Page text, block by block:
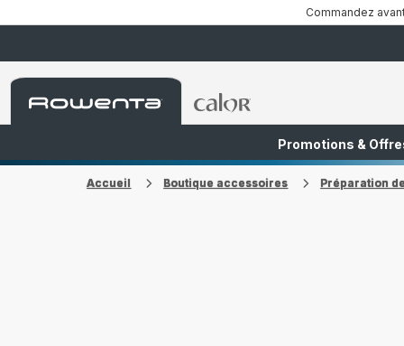
Commandez
Accueil
Rowenta
Accueil
Promotions &
Accueil Boutique accessoires Préparation